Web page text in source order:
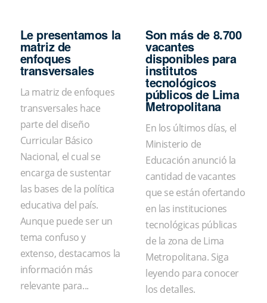
Le presentamos la
matriz de
enfoques
transversales
La matriz de enfoques
transversales hace
parte del diseño
Curricular Básico
Nacional, el cual se
encarga de sustentar
las bases de la política
educativa del país.
Aunque puede ser un
tema confuso y
extenso, destacamos la
información más
relevante para...
Son más de 8.700
vacantes
disponibles para
institutos
tecnológicos
públicos de Lima
Metropolitana
En los últimos días, el
Ministerio de
Educación anunció la
cantidad de vacantes
que se están ofertando
en las instituciones
tecnológicas públicas
de la zona de Lima
Metropolitana. Siga
leyendo para conocer
los detalles.